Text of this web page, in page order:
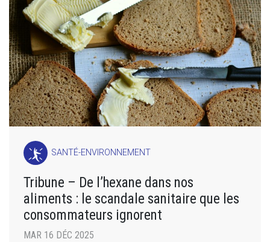
SANTÉ-ENVIRONNEMENT
Tribune – De l’hexane dans nos
aliments : le scandale sanitaire que les
consommateurs ignorent
MAR 16 DÉC 2025